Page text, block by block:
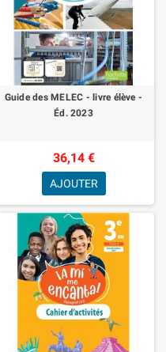
Guide des MELEC - livre élève -
Éd. 2023
36,14 €
AJOUTER